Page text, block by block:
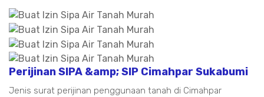
Perijinan SIPA &amp; SIP Cimahpar Sukabumi
Jenis surat perijinan penggunaan tanah di Cimahpar